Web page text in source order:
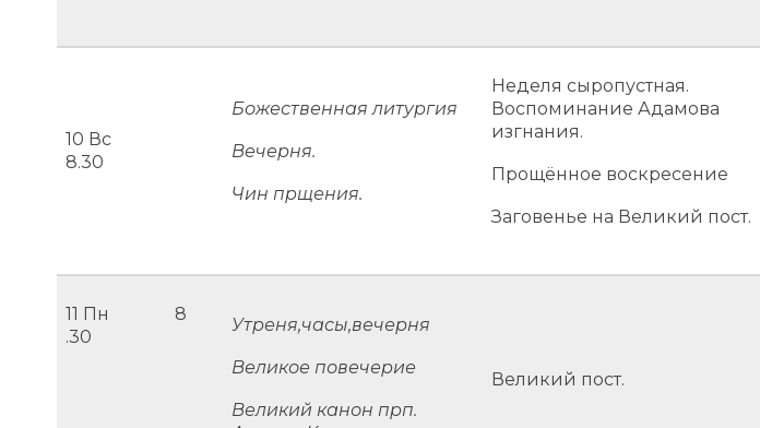
10 Вс
8.30
Божественная литургия
Вечерня.
Чин прщения.
Неделя сыропустная.
Воспоминание Адамова
изгнания.
Прощённое воскресение
Заговенье на Великий пост.
11 Пн 8
.30
Утреня,часы,вечерня
Великое повечерие
Великий канон прп.
Великий пост.